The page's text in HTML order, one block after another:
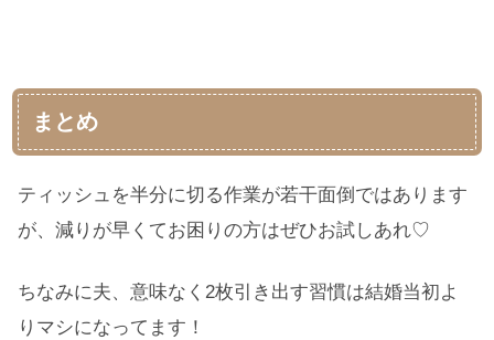
まとめ
ティッシュを半分に切る作業が若干面倒ではあります
が、減りが早くてお困りの方はぜひお試しあれ♡
ちなみに夫、意味なく2枚引き出す習慣は結婚当初よ
りマシになってます！